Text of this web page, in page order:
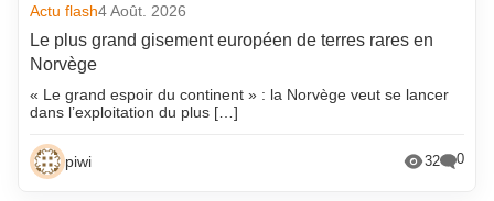
Actu flash4 Août. 2026
Le plus grand gisement européen de terres rares en
Norvège
« Le grand espoir du continent » : la Norvège veut se lancer
dans l’exploitation du plus […]
piwi 32 0